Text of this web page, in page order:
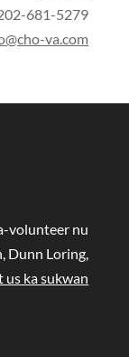
681-5279
va.com
volunteer nu
Dunn Loring,
us ka sukwan